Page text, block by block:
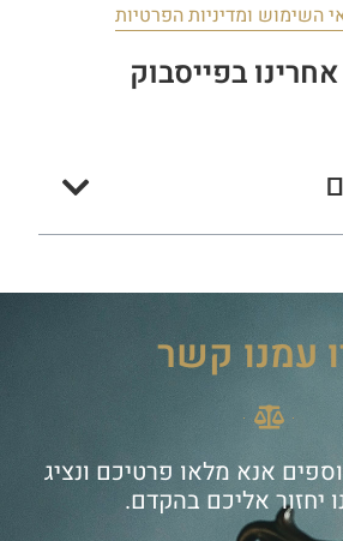
השימוש ומדיניות הפרטיות
בפייסבוק
עמנו קשר
אנא מלאו פרטיכם ונציג
יחזור אליכם בהקדם.